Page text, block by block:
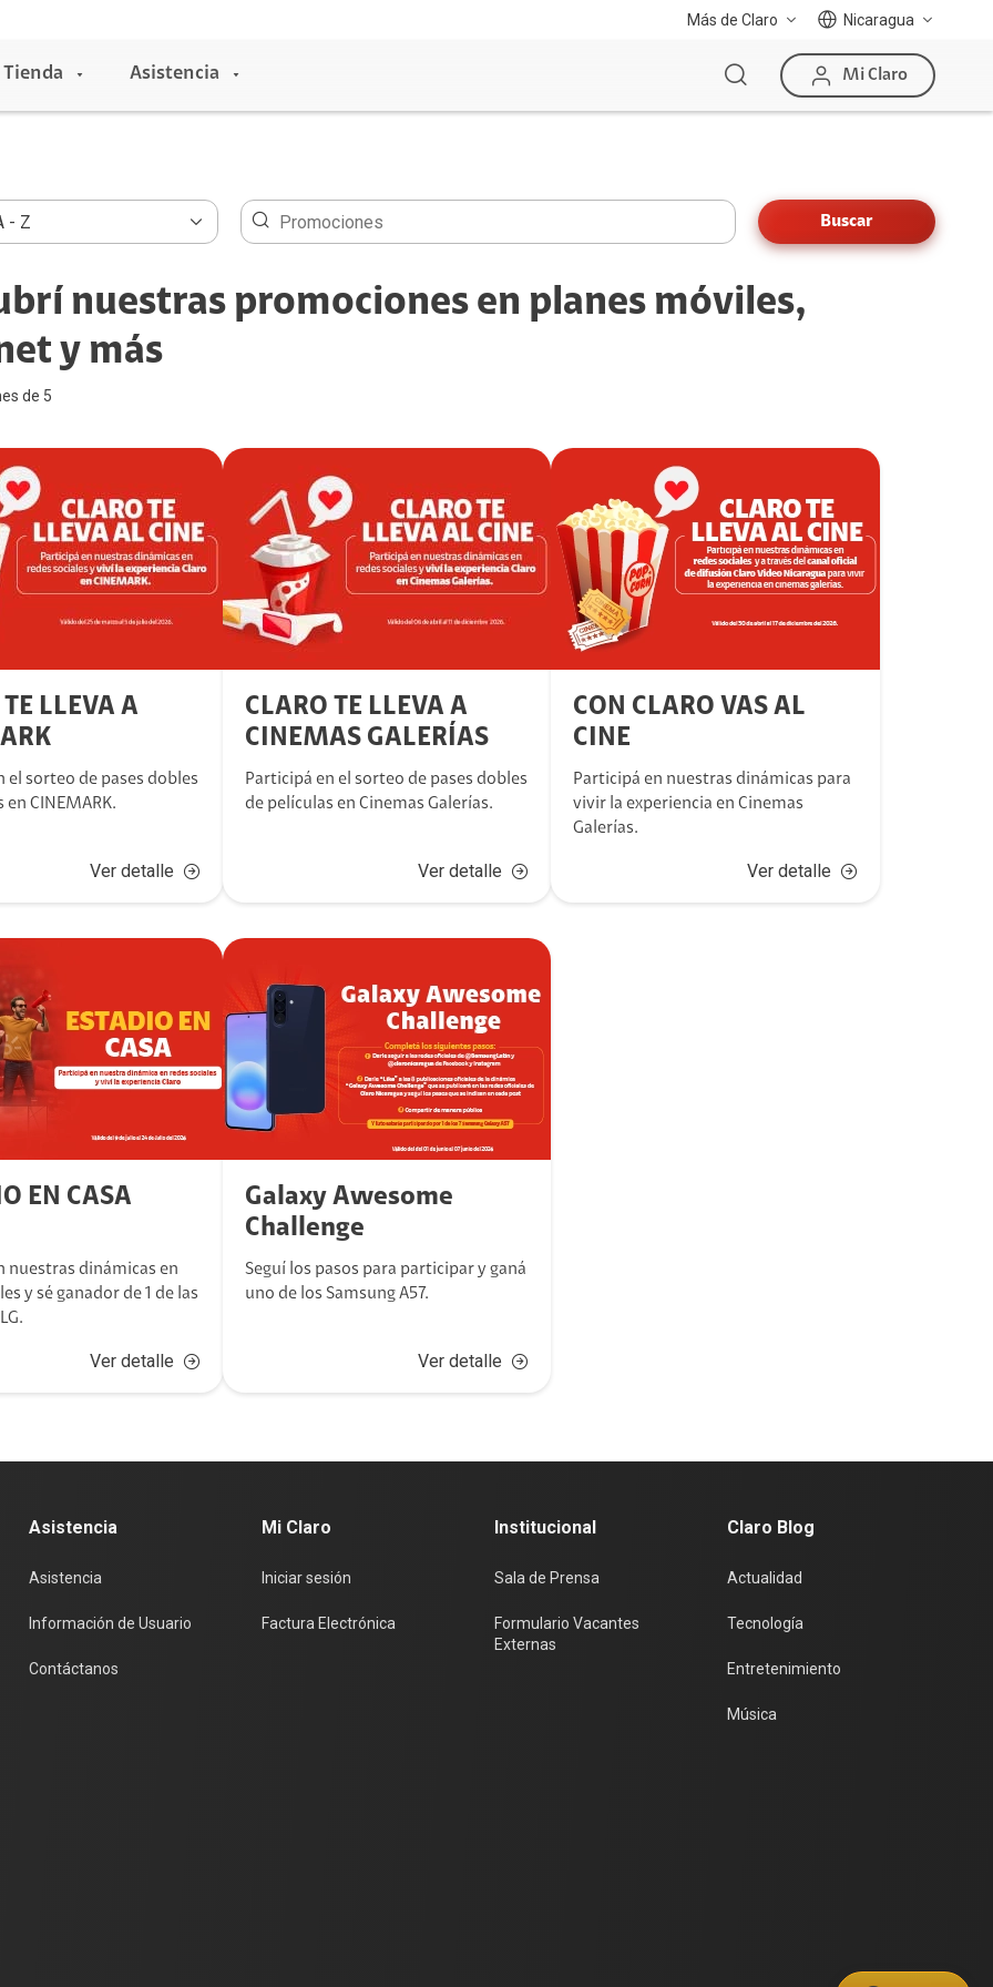
Más de Claro Nicaragua
Entretenimiento
Claro música
Claro video
HBO Max
Tienda Asistencia Mi Claro
Buscar
nuestras promociones en planes móviles,
y más
de 5
LLEVA A
el sorteo de pases dobles
en CINEMARK.
Ver detalle
CLARO TE LLEVA A
CINEMAS GALERÍAS
Participá en el sorteo de pases dobles
de películas en Cinemas Galerías.
Ver detalle
CON CLARO VAS AL
CINE
Participá en nuestras dinámicas para
vivir la experiencia en Cinemas
Galerías.
Ver detalle
EN CASA
nuestras dinámicas en
y sé ganador de 1 de las
Ver detalle
Galaxy Awesome
Challenge
Seguí los pasos para participar y ganá
uno de los Samsung A57.
Ver detalle
Asistencia
Asistencia
Información de Usuario
Contáctanos
Mi Claro
Iniciar sesión
Factura Electrónica
Institucional
Sala de Prensa
Formulario Vacantes
Externas
Claro Blog
Actualidad
Tecnología
Entretenimiento
Música